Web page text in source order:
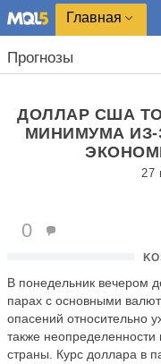
Главная
Прогнозы
ДОЛЛАР США
МИНИМУМА ИЗ-
27
0
В понедельник вечером
парах с основными
опасений относительно
также
страны. Курс доллара в